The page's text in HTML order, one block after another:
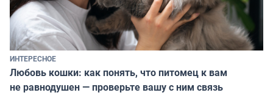
ИНТЕРЕСНОЕ
Любовь кошки: как понять, что питомец к вам
не равнодушен — проверьте вашу с ним связь